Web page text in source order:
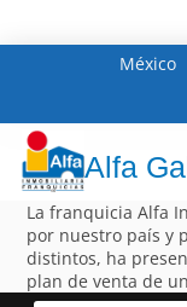
México
Alfa
La franquicia Alfa
por nuestro país y
distintos, ha
plan de venta de